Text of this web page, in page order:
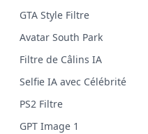
GTA Style Filtre
Avatar South Park
Filtre de Câlins IA
Selfie IA avec Célébrité
PS2 Filtre
GPT Image 1